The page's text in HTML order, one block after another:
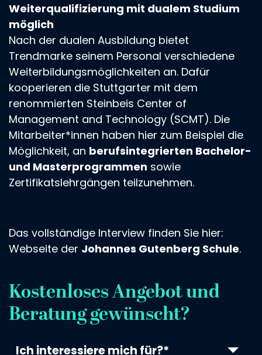
Weiterqualifizierung mit dualem Studium
möglich
Nach der dualen Ausbildung bietet
Trendmarke seinem Personal verschiedene
Weiterbildungsmöglichkeiten an. Dafür
kooperieren die Stuttgarter mit dem
renommierten Steinbeis Center of
Management and Technology (SCMT). Die
Mitarbeiter*innen haben hier zum Beispiel die
Möglichkeit, an berufsintegrierten Bachelor-
und Masterprogrammen sowie
Zertifikatslehrgängen teilzunehmen.
Das vollständige Interview finden Sie hier:
Webseite der Johannes Gutenberg Schule.
Kostenloses Angebot und
Beratung gewünscht?
Ich interessiere mich für?*